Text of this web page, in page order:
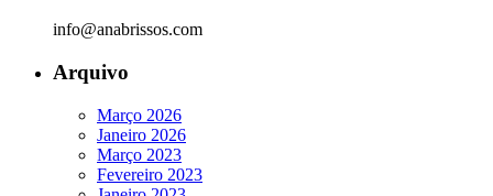
info@anabrissos.com
Arquivo
Março 2026
Janeiro 2026
Março 2023
Fevereiro 2023